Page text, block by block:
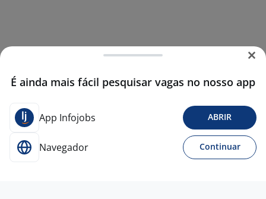
É ainda mais fácil pesquisar vagas no nosso app
App Infojobs ABRIR
Navegador Continuar